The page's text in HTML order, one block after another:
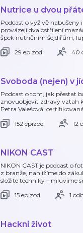
Nutrice u dvou
Podcast o výživě
provázejí dva ostřílení
špek nutričním šejdířům,
29 epizod
40
Svoboda (nejen) v
Podcast o tom, jak přestat
znovuobjevit zdravý vztah
Petra Valešová,
152 epizod
12
NIKON CAST
NIKON CAST je podcast o
z branže, nahlížíme do
složité techniky – mluvíme
15 epizod
1
Hackni život